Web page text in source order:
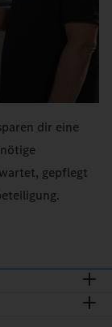
dir eine
gepflegt